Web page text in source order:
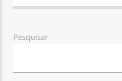
Pesquisar